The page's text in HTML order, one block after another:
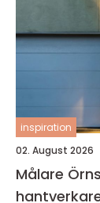
inspiration
02. August 2026
Målare